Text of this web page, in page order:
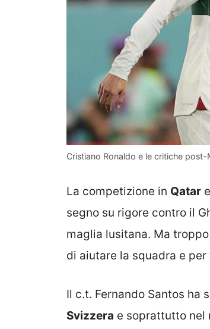
Cristiano Ronaldo e le critiche post-
La competizione in Qatar
segno su rigore contro il
maglia lusitana. Ma
di aiutare la squadra e
Il c.t. Fernando Santos ha
Svizzera e soprattutto nel